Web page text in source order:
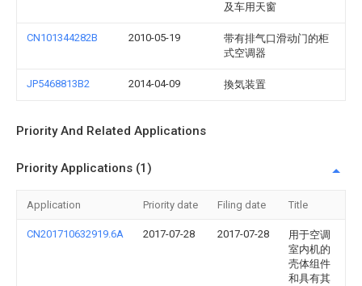
及车用天窗
CN101344282B 2010-05-19
带有排气口滑动门的柜
式空调器
JP5468813B2 2014-04-09 換気装置
Priority And Related Applications
Priority Applications (1)
Application Priority date Filing date Title
CN201710632919.6A 2017-07-28 2017-07-28
用于空调
室内机的
壳体组件
和具有其